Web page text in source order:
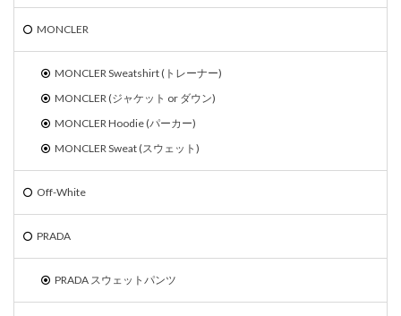
MONCLER
MONCLER Sweatshirt (トレーナー)
MONCLER (ジャケット or ダウン)
MONCLER Hoodie (パーカー)
MONCLER Sweat (スウェット)
Off-White
PRADA
PRADA スウェットパンツ